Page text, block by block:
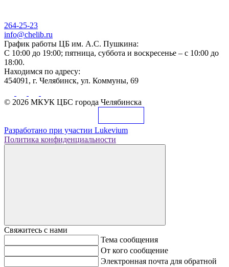
264-25-23
info@chelib.ru
График работы ЦБ им. А.С. Пушкина:
С 10:00 до 19:00; пятница, суббота и воскресенье – с 10:00 до
18:00.
Находимся по адресу:
454091, г. Челябинск, ул. Коммуны, 69
© 2026 МКУК ЦБС города Челябинска
Разработано при участии Lukevium
Политика конфиденциальности
Свяжитесь с нами
Тема сообщения
От кого сообщение
Электронная почта для обратной